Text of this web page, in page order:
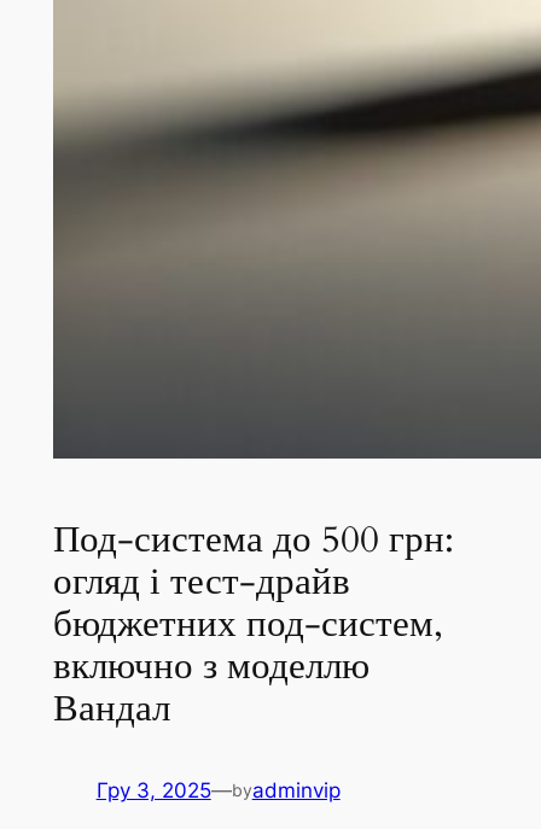
Под-система до 500 грн:
огляд і тест-драйв
бюджетних под-систем,
включно з моделлю
Вандал
Гру 3, 2025—byadminvip